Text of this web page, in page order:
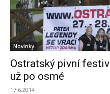
Novinky
Ostratský pivní
už po osmé
17.6.2014